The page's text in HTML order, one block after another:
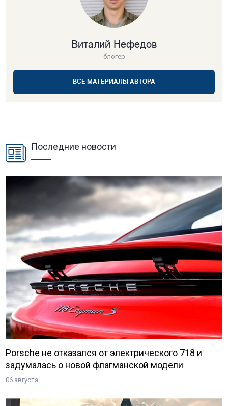
Виталий Нефедов
блогер
ВСЕ МАТЕРИАЛЫ АВТОРА
Последние новости
Porsche не отказался от электрического 718 и
задумалась о новой флагманской модели
06 августа